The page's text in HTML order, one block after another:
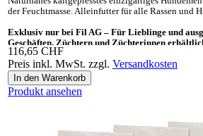
der Feucht­masse. Allein­futter für alle Rassen und
Exklusiv nur bei Fil AG – Für Lieblinge und
Geschäften, Züchtern und Züchterinnen
Ideal auch als «Gesundes Leckerli» und
116,65 CHF
Preis inkl. MwSt. zzgl. Versandkosten
Produkt ansehen